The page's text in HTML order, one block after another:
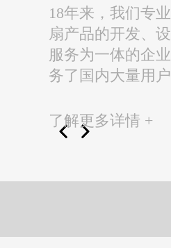
18年来，我们专
扇产品的开发、
服务为一体的企
务了国内大量用
了解更多详情 +